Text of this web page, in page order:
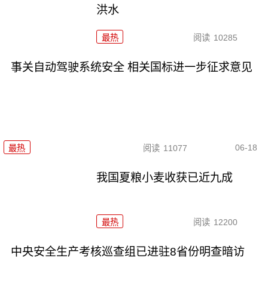
洪水
最热 阅读 10285
事关自动驾驶系统安全 相关国标进一步征求意见
最热 阅读 11077 06-18
我国夏粮小麦收获已近九成
最热 阅读 12200
中央安全生产考核巡查组已进驻8省份明查暗访